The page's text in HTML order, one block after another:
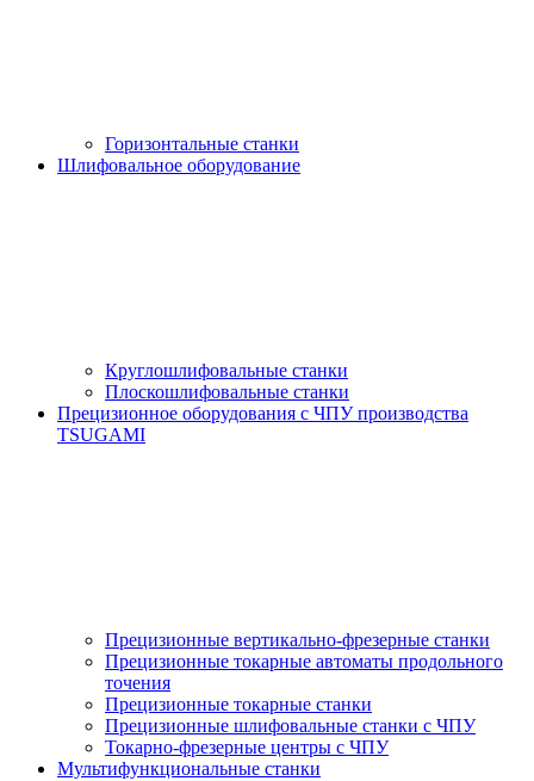
Горизонтальные станки
Шлифовальное оборудование
Круглошлифовальные станки
Плоскошлифовальные станки
Прецизионное оборудования с ЧПУ производства
TSUGAMI
Прецизионные вертикально-фрезерные станки
Прецизионные токарные автоматы продольного
точения
Прецизионные токарные станки
Прецизионные шлифовальные станки с ЧПУ
Токарно-фрезерные центры с ЧПУ
Мультифункциональные станки